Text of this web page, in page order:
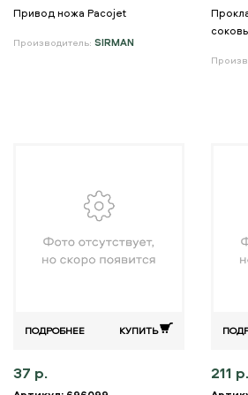
Привод ножа Pacojet
Производитель: SIRMAN
ПОДРОБНЕЕ КУПИТЬ
37 р. 211 р.